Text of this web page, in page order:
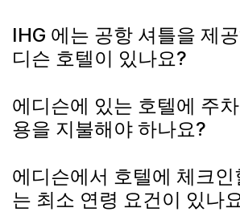
IHG 에는 공항 셔틀을 제
디슨 호텔이 있나요?
에디슨에 있는 호텔에 주
용을 지불해야 하나요?
에디슨에서 호텔에 체크인
는 최소 연령 요건이 있나